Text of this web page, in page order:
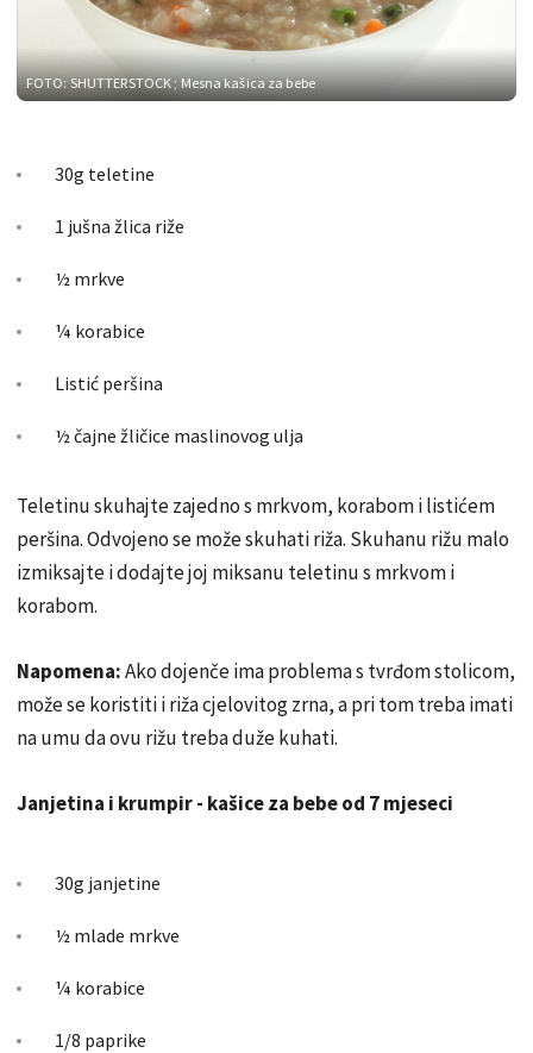
FOTO: SHUTTERSTOCK; Mesna kašica za bebe
30g teletine
1 jušna žlica riže
½ mrkve
¼ korabice
Listić peršina
½ čajne žličice maslinovog ulja
Teletinu skuhajte zajedno s mrkvom, korabom i listićem
peršina. Odvojeno se može skuhati riža. Skuhanu rižu malo
izmiksajte i dodajte joj miksanu teletinu s mrkvom i
korabom.
Napomena:Ako dojenče ima problema s tvrđom stolicom,
može se koristiti i riža cjelovitog zrna, a pri tom treba imati
na umu da ovu rižu treba duže kuhati.
Janjetina i krumpir - kašice za bebe od 7 mjeseci
30g janjetine
½ mlade mrkve
¼ korabice
1/8 paprike